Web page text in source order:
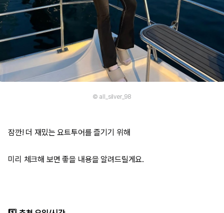
© all_silver_98
잠깐! 더 재밌는 요트투어를 즐기기 위해
미리 체크해 보면 좋을 내용을 알려드릴게요.